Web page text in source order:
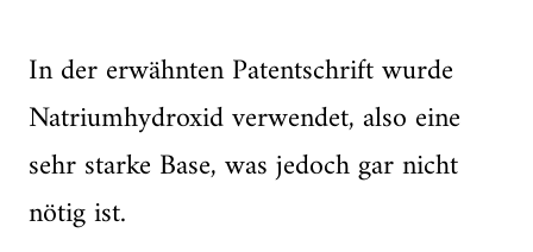
In der erwähnten Patentschrift wurde
Natriumhydroxid verwendet, also eine
sehr starke Base, was jedoch gar nicht
nötig ist.